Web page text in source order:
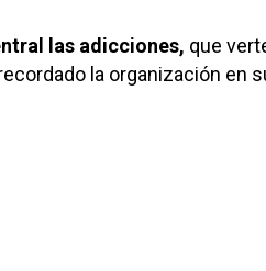
las adicciones, que
la organización en